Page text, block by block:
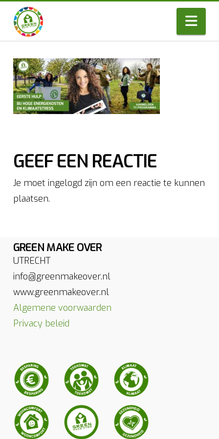
GEEF EEN REACTIE
Je moet ingelogd zijn om een reactie te kunnen
plaatsen.
GREEN MAKE OVER
UTRECHT
info@greenmakeover.nl
www.greenmakeover.nl
Algemene voorwaarden
Privacy beleid